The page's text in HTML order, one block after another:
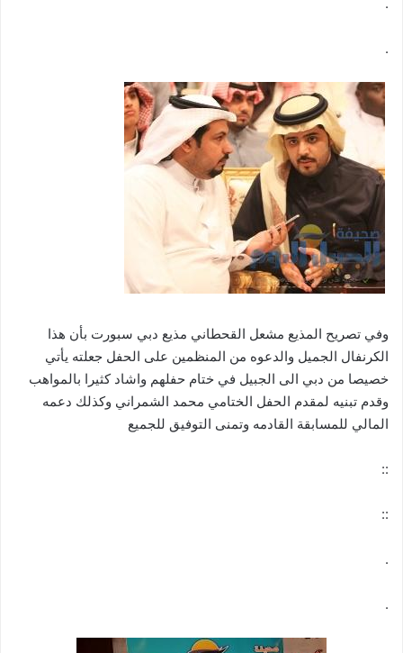
.
.
وفي تصريح المذيع مشعل القحطاني مذيع دبي سبورت بأن هذا
الكرنفال الجميل والدعوه من المنظمين على الحفل جعلته يأتي
خصيصا من دبي الى الجبيل في ختام حفلهم واشاد كثيرا بالمواهب
وقدم تبنيه لمقدم الحفل الختامي محمد الشمراني وكذلك دعمه
المالي للمسابقة القادمه وتمنى التوفيق للجميع
::
::
.
.